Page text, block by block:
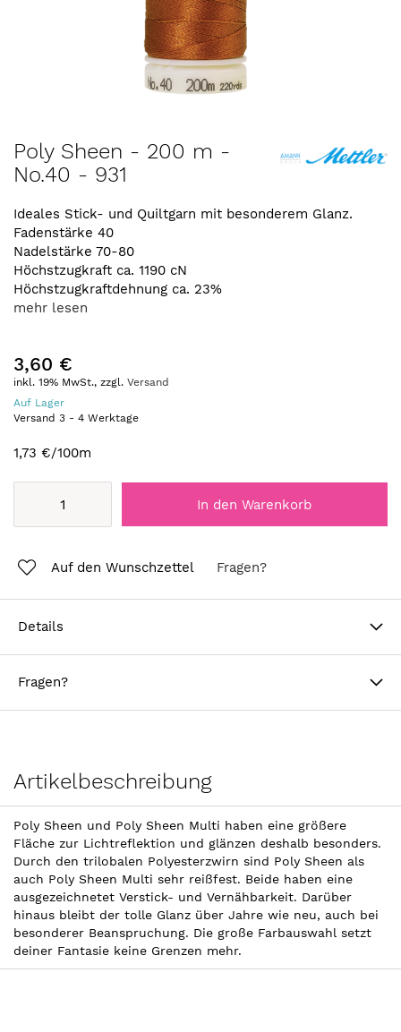
Zum
Anfang
der
springen
Poly Sheen - 200 m -
No.40 - 931
Ideales Stick- und Quiltgarn mit besonderem Glanz.
Fadenstärke 40
Nadelstärke 70-80
Höchstzugkraft ca. 1190 cN
Höchstzugkraftdehnung ca. 23%
mehr lesen
3,60 €
inkl. 19% MwSt., zzgl. Versand
Auf Lager
Versand 3 - 4 Werktage
1,73 €/100m
In den Warenkorb
Auf den Wunschzettel Fragen?
Details
Fragen?
Artikelbeschreibung
Poly Sheen und Poly Sheen Multi haben eine größere
Fläche zur Lichtreflektion und glänzen deshalb besonders.
Durch den trilobalen Polyesterzwirn sind Poly Sheen als
auch Poly Sheen Multi sehr reißfest. Beide haben eine
ausgezeichnetet Verstick- und Vernähbarkeit. Darüber
hinaus bleibt der tolle Glanz über Jahre wie neu, auch bei
besonderer Beanspruchung. Die große Farbauswahl setzt
deiner Fantasie keine Grenzen mehr.